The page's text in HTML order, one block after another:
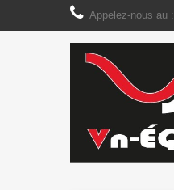
Panneau de gestion des cookies
Appelez-nous au :